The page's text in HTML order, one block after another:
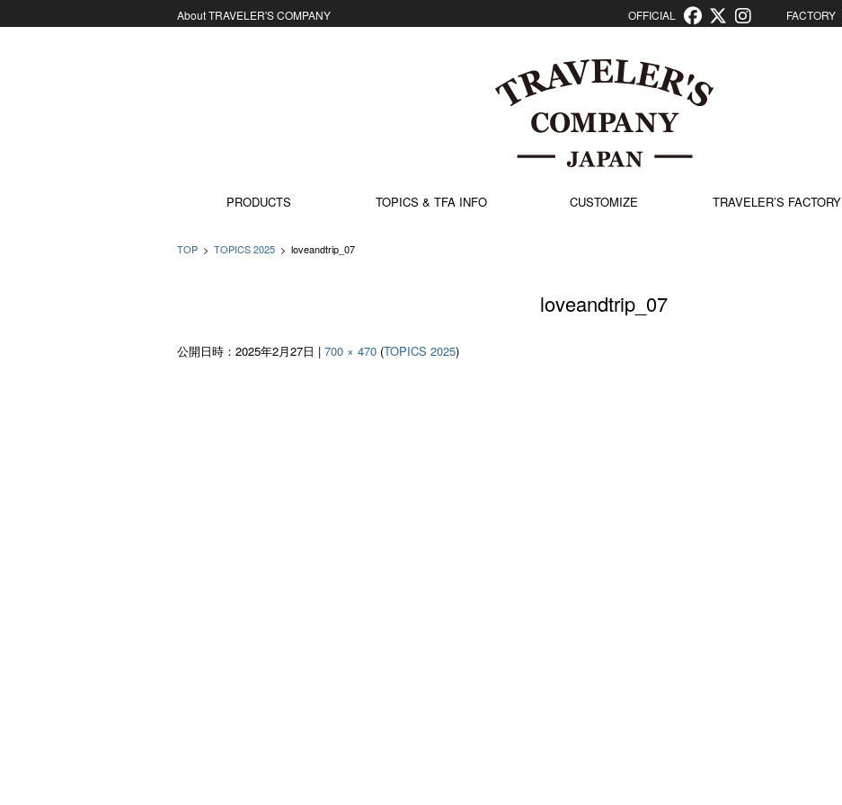
About TRAVELER'S COMPANY OFFICIAL FACTORY
PRODUCTS
TOPICS & TFA INFO CUSTOMIZE TRAVELER’S FACTORY
TOP > TOPICS 2025 > loveandtrip_07
loveandtrip_07
公開日時： 2025年2月27日 | 700 × 470 (TOPICS 2025)